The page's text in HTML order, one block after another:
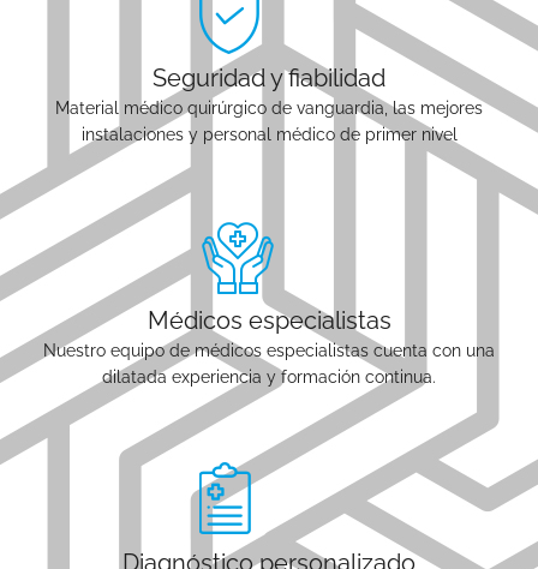
Seguridad y fiabilidad
Material médico quirúrgico de vanguardia, las mejores
instalaciones y personal médico de primer nivel
Médicos especialistas
Nuestro equipo de médicos especialistas cuenta con una
dilatada experiencia y formación continua.